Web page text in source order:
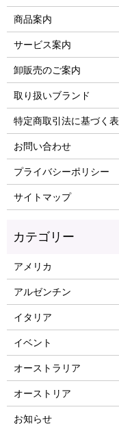
商品案内
サービス案内
卸販売のご案内
取り扱いブランド
特定商取引法に基づく
お問い合わせ
プライバシーポリシー
サイトマップ
アメリカ
アルゼンチン
イタリア
イベント
オーストラリア
オーストリア
お知らせ